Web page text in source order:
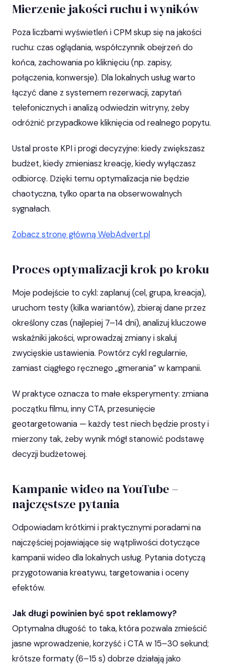
Mierzenie jakości ruchu i wyników
Poza liczbami wyświetleń i CPM skup się na jakości
ruchu: czas oglądania, współczynnik obejrzeń do
końca, zachowania po kliknięciu (np. zapisy,
połączenia, konwersje). Dla lokalnych usług warto
łączyć dane z systemem rezerwacji, zapytań
telefonicznych i analizą odwiedzin witryny, żeby
odróżnić przypadkowe kliknięcia od realnego popytu.
Ustal proste KPI i progi decyzyjne: kiedy zwiększasz
budżet, kiedy zmieniasz kreację, kiedy wyłączasz
odbiorcę. Dzięki temu optymalizacja nie będzie
chaotyczna, tylko oparta na obserwowalnych
sygnałach.
Zobacz stronę główną WebAdvert.pl
Proces optymalizacji krok po kroku
Moje podejście to cykl: zaplanuj (cel, grupa, kreacja),
uruchom testy (kilka wariantów), zbieraj dane przez
określony czas (najlepiej 7–14 dni), analizuj kluczowe
wskaźniki jakości, wprowadzaj zmiany i skaluj
zwycięskie ustawienia. Powtórz cykl regularnie,
zamiast ciągłego ręcznego „gmerania” w kampanii.
W praktyce oznacza to małe eksperymenty: zmiana
początku filmu, inny CTA, przesunięcie
geotargetowania — każdy test niech będzie prosty i
mierzony tak, żeby wynik mógł stanowić podstawę
decyzji budżetowej.
Kampanie wideo na YouTube –
najczęstsze pytania
Odpowiadam krótkimi i praktycznymi poradami na
najczęściej pojawiające się wątpliwości dotyczące
kampanii wideo dla lokalnych usług. Pytania dotyczą
przygotowania kreatywu, targetowania i oceny
efektów.
Jak długi powinien być spot reklamowy?
Optymalna długość to taka, która pozwala zmieścić
jasne wprowadzenie, korzyść i CTA w 15–30 sekund;
krótsze formaty (6–15 s) dobrze działają jako